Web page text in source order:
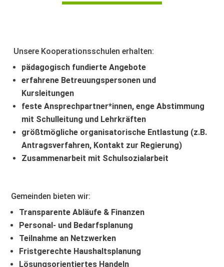
Unsere Kooperationsschulen erhalten:
pädagogisch fundierte Angebote
erfahrene Betreuungspersonen und
Kursleitungen
feste Ansprechpartner*innen, enge Abstimmung
mit Schulleitung und Lehrkräften
größtmögliche organisatorische Entlastung (z.B.
Antragsverfahren, Kontakt zur Regierung)
Zusammenarbeit mit Schulsozialarbeit
Gemeinden bieten wir:
Transparente Abläufe & Finanzen
Personal- und Bedarfsplanung
Teilnahme an Netzwerken
Fristgerechte Haushaltsplanung
Lösungsorientiertes Handeln